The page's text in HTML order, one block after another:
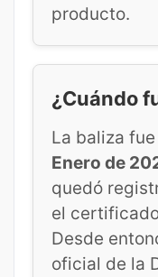
producto.
¿Cuándo
La baliza
Enero de
quedó
el
Desde
oficial de la